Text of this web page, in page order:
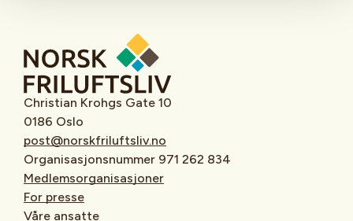
Christian Krohgs Gate 10
0186 Oslo
post@norskfriluftsliv.no
Organisasjonsnummer 971 262 834
Medlemsorganisasjoner
For presse
Våre ansatte